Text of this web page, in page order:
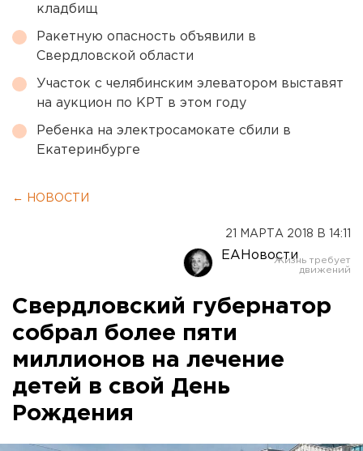
кладбищ
Ракетную опасность объявили в
Свердловской области
Участок с челябинским элеватором выставят
на аукцион по КРТ в этом году
Ребенка на электросамокате сбили в
Екатеринбурге
← НОВОСТИ
21 МАРТА 2018 В 14:11
ЕАНовости
Свердловский губернатор
собрал более пяти
миллионов на лечение
детей в свой День
Рождения